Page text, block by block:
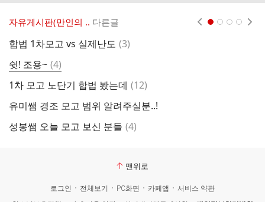
자유게시판(만인의 .. 다른글
합법 1차모고 vs 실제난도 댓
(3)
쉿! 조용~ 댓
글
(4)
1차 모고 노단기 합법 봤는데 댓
(12)
유미쌤 경조 모고 범위 알려주실분..!
성봉쌤 오늘 모고 보신 분들 댓
(4)
맨위로
로그인 전체보기 PC화면 카페앱
서비스 약관